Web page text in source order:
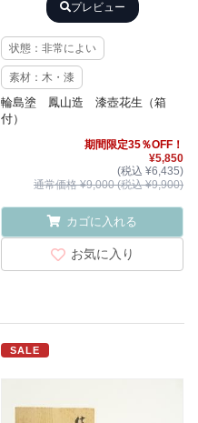
プレビュー
状態：非常によい
素材：木・漆
輪島塗 鳳山造 漆壺花生（箱
付）
期間限定35％OFF！
¥5,850
(税込 ¥6,435)
通常価格 ¥9,000 (税込 ¥9,900)
カゴに入れる
お気に入り
SALE